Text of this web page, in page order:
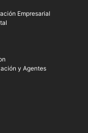
Empresarial
y Agentes